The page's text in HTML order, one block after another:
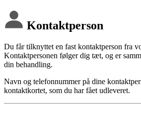
Kontaktperson
Du får tilknyttet en fast kontaktperson fra
Kontaktpersonen følger dig tæt, og er
din behandling.
Navn og telefonnummer på dine
kontaktkortet, som du har fået udleveret.